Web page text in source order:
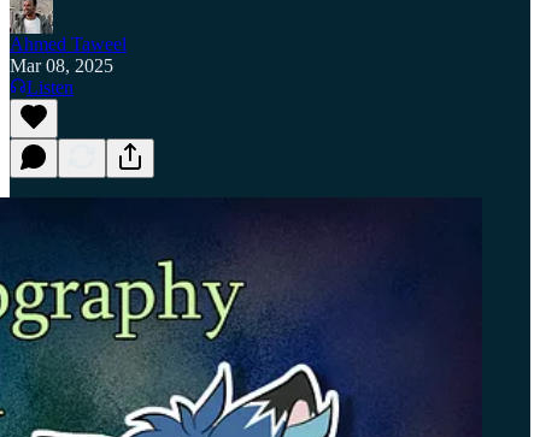
Ahmed Taweel
Mar 08, 2025
Listen